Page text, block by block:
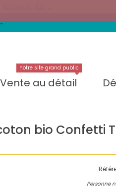
Vente au détail
notre site grand public
bio Confetti
Personne